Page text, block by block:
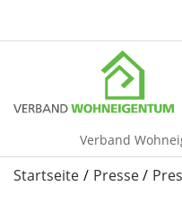
Verband
Startseite Presse